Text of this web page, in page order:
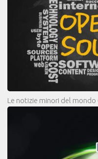
Le notizie minori del